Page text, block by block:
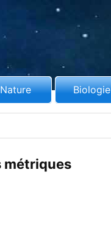
Nature Biologie
métriques